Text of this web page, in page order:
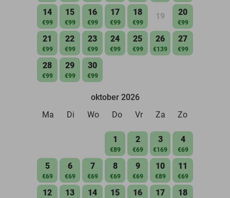
14
€99
15
€99
16
€99
17
€99
18
€99
19 20
€99
21
€99
22
€99
23
€99
24
€99
25
€99
26
€139
27
€99
28
€99
29
€99
30
€99
oktober 2026
Ma
Di Wo Do Vr Za Zo
1
€89
2
€69
3
€169
4
€69
5
€69
6
€69
7
€69
8
€69
9
€69
10
€89
11
€69
12 13 14 15 16 17 18